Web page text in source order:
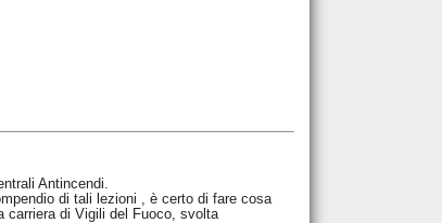
Antincendi.
di tali lezioni , è certo di fare cosa
carriera di Vigili del Fuoco, svolta